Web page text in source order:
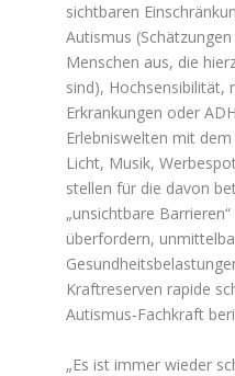
sichtbaren
Autismus
Menschen aus, die
sind), Hochsensibilität,
Erkrankungen oder
Erlebniswelten mit
Licht, Musik,
stellen für die davon
„unsichtbare
überfordern,
Kraftreserven rapide
Autismus-Fachkraft
„Es ist immer wieder